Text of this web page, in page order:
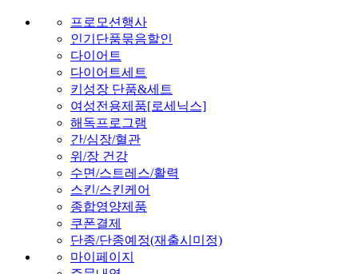
프로모션행사
인기단품묶음할인
다이어트
다이어트세트
키성장 단품&세트
여성전용제품[로세닉스]
해독프로그램
간/심장/혈관
위/장 건강
수면/스트레스/활력
스킨/스킨케어
종합영양제품
쿠폰결제
단종/단종예정(재출시미정)
마이페이지